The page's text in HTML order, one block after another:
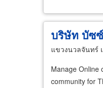
บริษัท บัซ
แขวงนวลจันทร์
Manage Online
community for